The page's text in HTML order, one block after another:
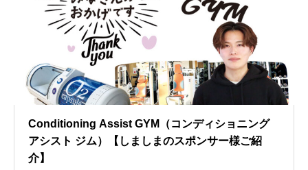
Conditioning Assist GYM（コンディショニング
アシスト ジム）【しましまのスポンサー様ご紹
介】